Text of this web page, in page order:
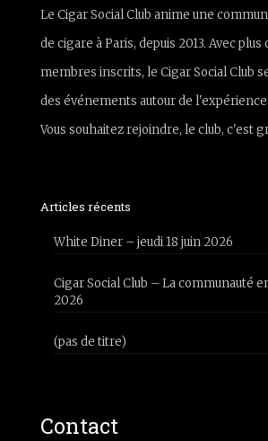
Le Cigar Social Club anime une
de cigare à Paris, depuis 2013. Avec plus
membres inscrits, le Cigar Social Club
des événements autour de
Vous souhaitez rejoindre, le club, c'est
Articles récents
White Diner – jeudi 18 juin 2026
Cigar Social Club – La communauté
2026
(pas de titre)
Contact